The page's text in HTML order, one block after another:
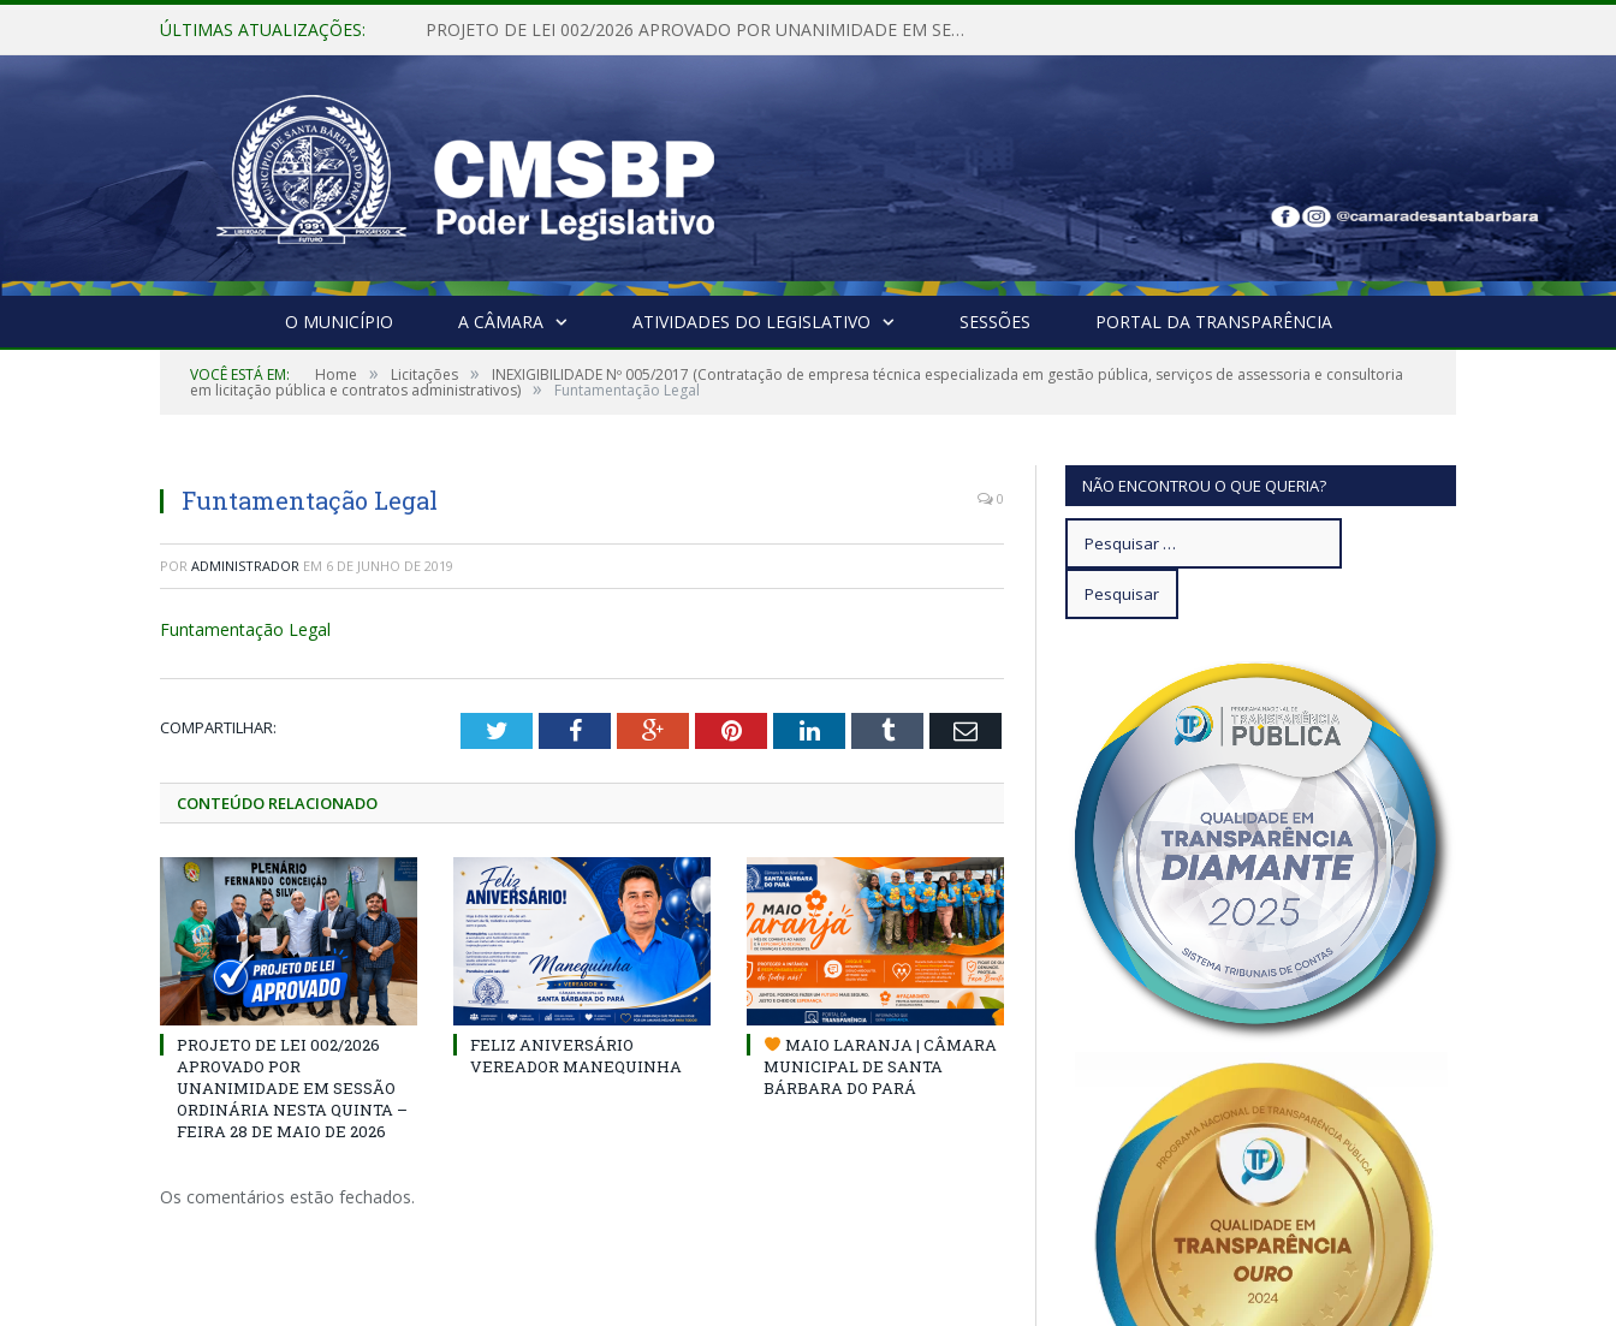
ÚLTIMAS ATUALIZAÇÕES: PROJETO DE LEI 002/2026 APROVADO POR UNANIMIDADE EM SESSÃO ORDINÁRIA NESTA QUINTA – FEIRA 28 DE MAIO DE 2026
O MUNICÍPIO A CÂMARA ATIVIDADES DO LEGISLATIVO SESSÕES PORTAL DA TRANSPARÊNCIA
VOCÊ ESTÁ EM: Home » Licitações » INEXIGIBILIDADE Nº 005/2017 (Contratação de empresa técnica especializada em gestão pública, serviços de assessoria e consultoria
em licitação pública e contratos administrativos) » Funtamentação Legal
Funtamentação Legal 0
POR ADMINISTRADOR EM 6 DE JUNHO DE 2019
Funtamentação Legal
COMPARTILHAR: TwitterFacebookGoogle+PinterestLinkedInTumblr Email
CONTEÚDO RELACIONADO
PROJETO DE LEI 002/2026
APROVADO POR
UNANIMIDADE EM SESSÃO
ORDINÁRIA NESTA QUINTA –
FEIRA 28 DE MAIO DE 2026
FELIZ ANIVERSÁRIO
VEREADOR MANEQUINHA
MAIO LARANJA | CÂMARA
MUNICIPAL DE SANTA
BÁRBARA DO PARÁ
Os comentários estão fechados.
NÃO ENCONTROU O QUE QUERIA?